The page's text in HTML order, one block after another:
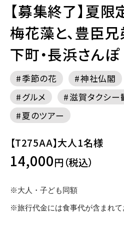
【募集終了】夏限
梅花藻と、豊臣
下町・長浜さんぽ
季節の花 神社仏閣
グルメ
滋賀タクシー
夏のツアー
【T275AA】大人1名様
14,000円（税込）
※大人・子ども同額
※旅行代金には食事代が含まれて